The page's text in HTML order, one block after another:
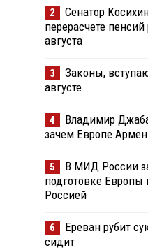
2
Сенатор
перерасчете
августа
3
Законы,
августе
4
Владимир
зачем Европе
5
В МИД России
подготовке Европы
Россией
6
Ереван рубит
сидит